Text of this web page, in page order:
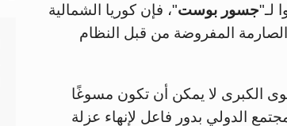
لـ"جسور بوست"، فإن كوريا الشمالية
المفروضة من قبل النظام
الكبرى لا يمكن أن تكون مسوغًا
الدولي بدور فاعل لإنهاء عزلة